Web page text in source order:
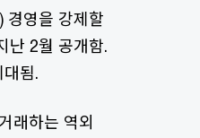
경영을 강제할
난 2월 공개함.
됨.
래하는 역외